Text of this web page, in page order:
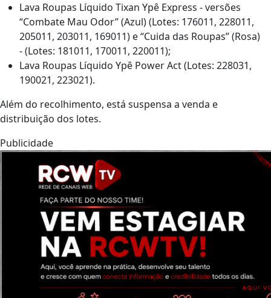
Lava Roupas Líquido Tixan Ypê Express - versões
“Combate Mau Odor” (Azul) (Lotes: 176011, 228011,
205011, 203011, 169011) e “Cuida das Roupas” (Rosa)
- (Lotes: 181011, 170011, 220011);
Lava Roupas Líquido Ypê Power Act (Lotes: 228031,
190021, 223021).
Além do recolhimento, está suspensa a venda e
distribuição dos lotes.
Publicidade